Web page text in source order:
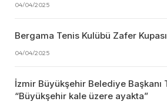
04/04/2025
Bergama Tenis Kulübü Zafer
04/04/2025
İzmir Büyükşehir Belediye Başkanı
“Büyükşehir kale üzere ayakta”